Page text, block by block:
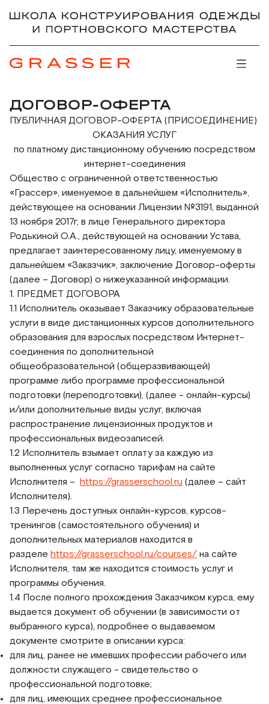
ДОГОВОР-ОФЕРТА
ПУБЛИЧНАЯ ДОГОВОР-ОФЕРТА (ПРИСОЕДИНЕНИЕ)
ОКАЗАНИЯ УСЛУГ
по платному дистанционному обучению посредством
интернет-соединения
Общество с ограниченной ответственностью
«Грассер», именуемое в дальнейшем «Исполнитель»,
действующее на основании Лицензии №3191, выданной
13 ноября 2017г, в лице Генерального директора
Родькиной О.А., действующей на основании Устава,
предлагает заинтересованному лицу, именуемому в
дальнейшем «Заказчик», заключение Договор-оферты
(далее – Договор) о нижеуказанной информации.
1. ПРЕДМЕТ ДОГОВОРА
1.1 Исполнитель оказывает Заказчику образовательные
услуги в виде дистанционных курсов дополнительного
образования для взрослых посредством Интернет-
соединения по дополнительной
общеобразовательной (общеразвивающей)
программе либо программе профессиональной
подготовки (переподготовки), (далее - онлайн-курсы)
и/или дополнительные виды услуг, включая
распространение лицензионных продуктов и
профессиональных видеозаписей.
1.2 Исполнитель взымает оплату за каждую из
выполненных услуг согласно тарифам на сайте
Исполнителя –
https://grasserschool.ru (далее – сайт
Исполнителя).
1.3 Перечень доступных онлайн-курсов, курсов-
тренингов (самостоятельного обучения) и
дополнительных материалов находится в
разделе https://grasserschool.ru/courses/ на сайте
Исполнителя, там же находится стоимость услуг и
программы обучения.
1.4 После полного прохождения Заказчиком курса, ему
выдается документ об обучении (в зависимости от
выбранного курса), подробнее о выдаваемом
документе смотрите в описании курса:
для лиц, ранее не имевших профессии рабочего или
должности служащего - свидетельство о
профессиональной подготовке;
для лиц, имеющих среднее профессиональное